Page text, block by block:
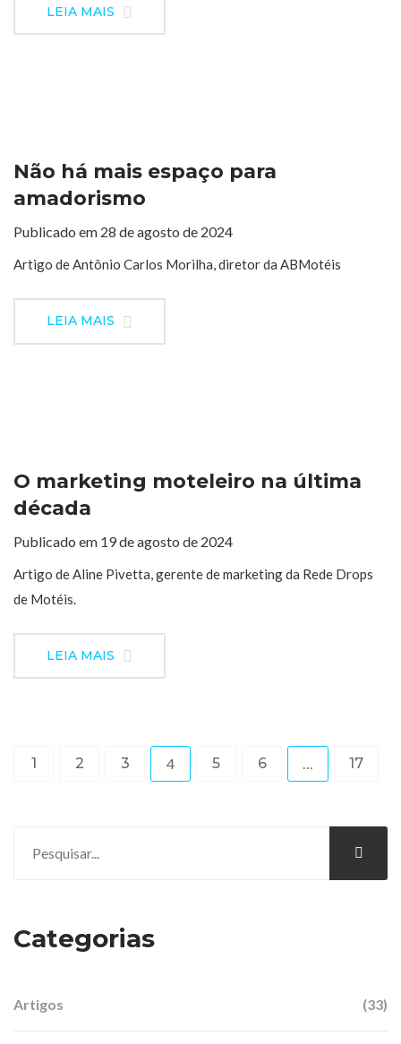
LEIA MAIS
Não há mais espaço para
amadorismo
Publicado em 28 de agosto de 2024
Artigo de Antônio Carlos Morilha, diretor da ABMotéis
LEIA MAIS
O marketing moteleiro na última
década
Publicado em 19 de agosto de 2024
Artigo de Aline Pivetta, gerente de marketing da Rede Drops
de Motéis.
LEIA MAIS
1 2 3 4 5 6 … 17
Categorias
Artigos (33)